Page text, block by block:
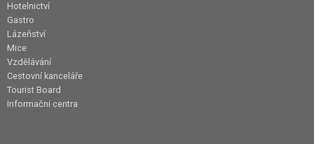
Hotelnictví
Gastro
Lázeňství
Mice
Vzdělávání
Cestovní kanceláře
Tourist Board
Informační centra